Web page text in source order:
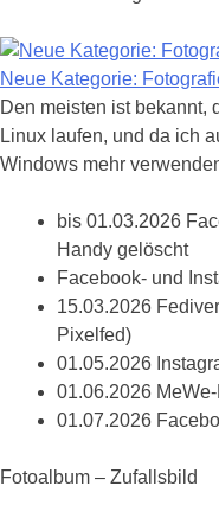
Neue Kategorie:
Den meisten ist bekannt,
Linux laufen, und da ich
Windows mehr
bis 01.03.2026
Handy gelöscht
Facebook- und
15.03.2026
Pixelfed)
01.05.2026
01.06.2026
01.07.2026
Fotoalbum – Zufallsbild